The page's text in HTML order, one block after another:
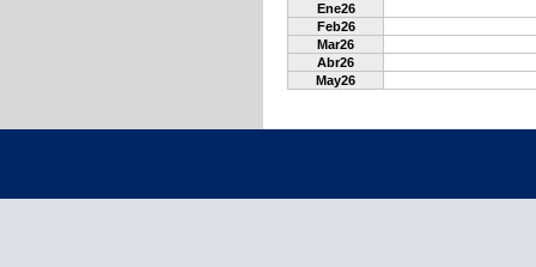
Ene26
Feb26
Mar26
Abr26
May26